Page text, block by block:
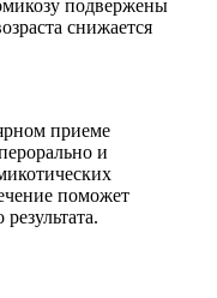
подвержены
снижается
приеме
и
поможет